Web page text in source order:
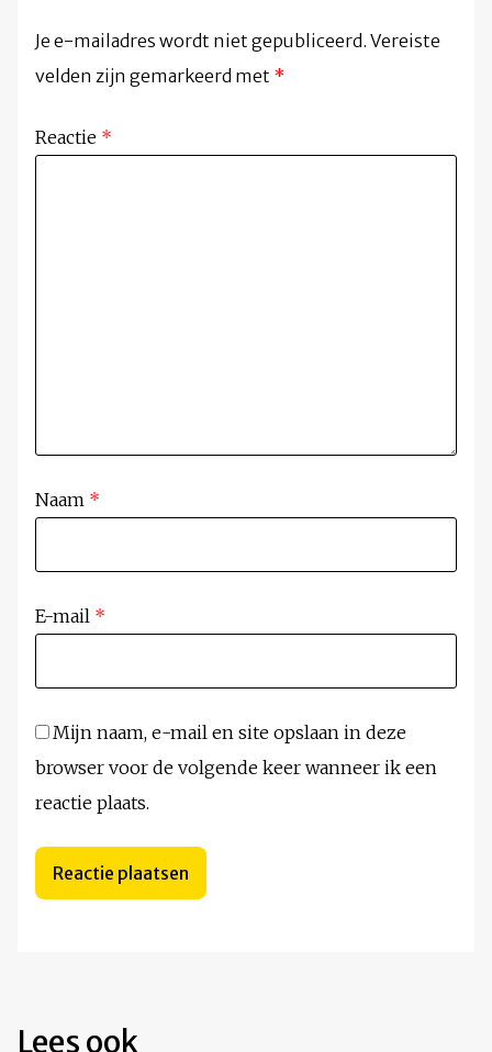
Je e-mailadres wordt niet gepubliceerd. Vereiste
velden zijn gemarkeerd met *
Reactie *
Naam *
E-mail *
Mijn naam, e-mail en site opslaan in deze
browser voor de volgende keer wanneer ik een
reactie plaats.
Lees ook